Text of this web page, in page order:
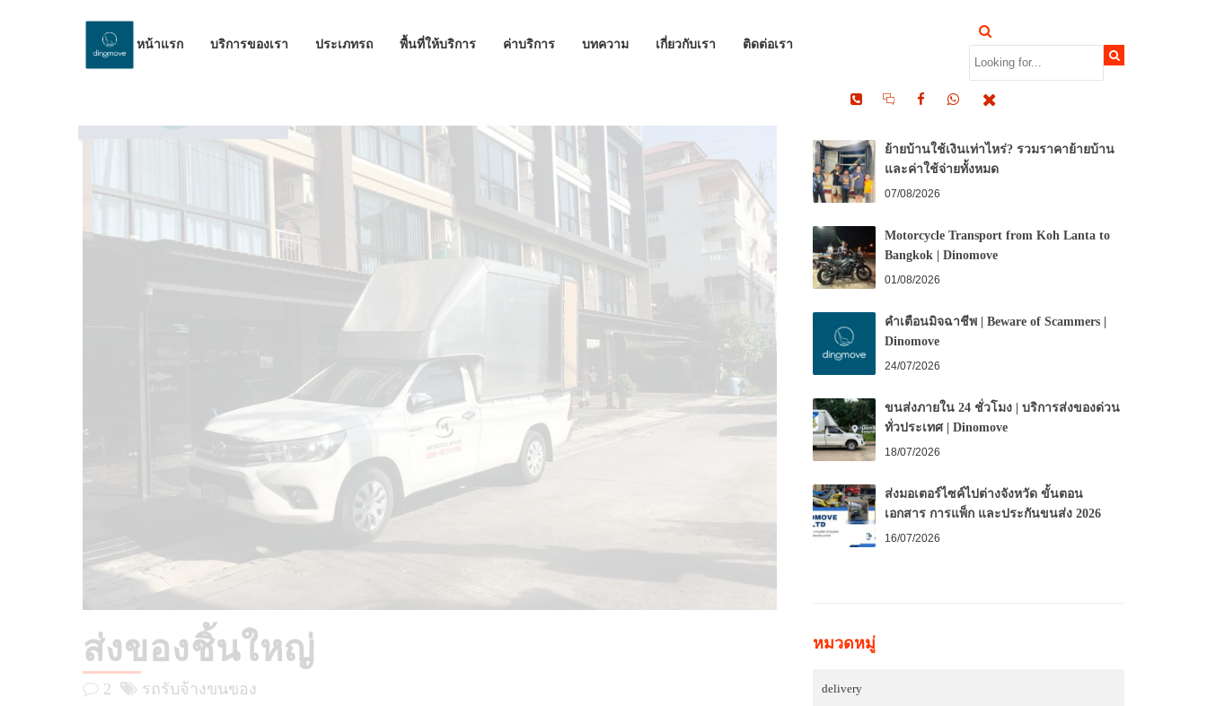
หน้าแรก บริการของเรา ประเภทรถ พื้นที่ให้บริการ ค่าบริการ บทความ เกี่ยวกับเรา ติดต่อเรา
ส่งของชิ้นใหญ่
2 รถรับจ้างขนของ
RECENT POSTS
ย้ายบ้านใช้เงินเท่าไหร่? รวมราคาย้ายบ้าน
และค่าใช้จ่ายทั้งหมด
07/08/2026
Motorcycle Transport from Koh Lanta to
Bangkok | Dinomove
01/08/2026
คำเตือนมิจฉาชีพ | Beware of Scammers |
Dinomove
24/07/2026
ขนส่งภายใน 24 ชั่วโมง | บริการส่งของด่วน
ทั่วประเทศ | Dinomove
18/07/2026
ส่งมอเตอร์ไซค์ไปต่างจังหวัด ขั้นตอน
เอกสาร การแพ็ก และประกันขนส่ง 2026
16/07/2026
หมวดหมู่
delivery